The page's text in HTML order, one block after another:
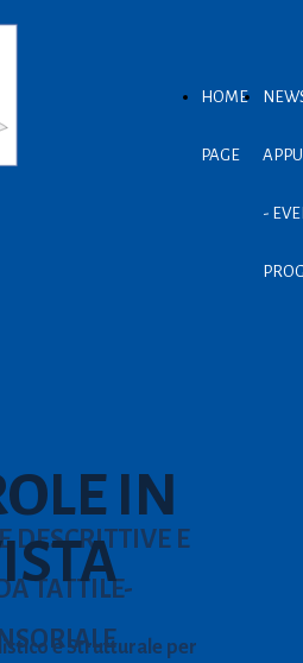
HOME
PAGE
-
IN
DESCRITTIVE E
TATTILE-
e Strutturale per